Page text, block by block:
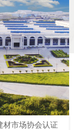
材市场协会认证